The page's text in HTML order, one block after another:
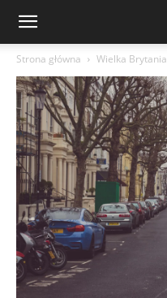
Strona główna Wielka Brytania